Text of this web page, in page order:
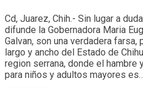
Cd, Juarez, Chih.- Sin lugar a
difunde la Gobernadora Maria
Galvan, son una verdadera
largo y ancho del Estado de
region serrana, donde el hambre
para niños y adultos mayores